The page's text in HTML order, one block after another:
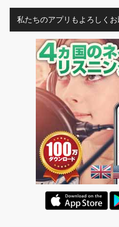
私たちのアプリもよろしくお